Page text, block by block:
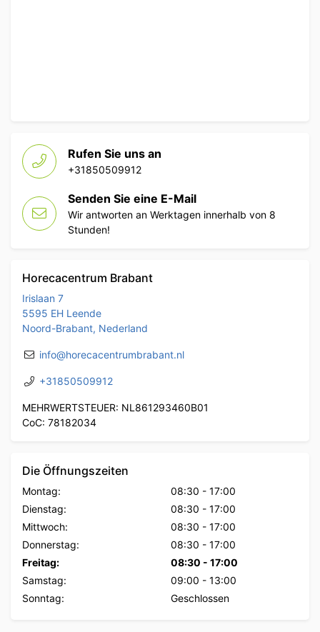
Rufen Sie uns an
+31850509912
Senden Sie eine E-Mail
Wir antworten an Werktagen innerhalb von 8
Stunden!
Horecacentrum Brabant
Irislaan 7
5595 EH Leende
Noord-Brabant, Nederland
info@horecacentrumbrabant.nl
+31850509912
MEHRWERTSTEUER: NL861293460B01
CoC: 78182034
Die Öffnungszeiten
Montag: 08:30 - 17:00
Dienstag:
08:30 - 17:00
Mittwoch:
08:30 - 17:00
Donnerstag:
08:30 - 17:00
Freitag:
08:30 - 17:00
Samstag:
09:00 - 13:00
Sonntag:
Geschlossen